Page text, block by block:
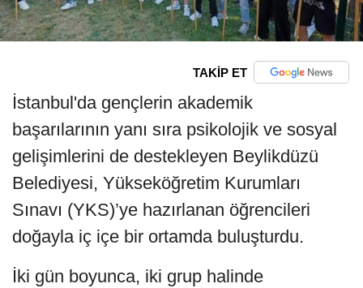
TAKİP ET
İstanbul'da gençlerin akademik
başarılarının yanı sıra psikolojik ve sosyal
gelişimlerini de destekleyen Beylikdüzü
Belediyesi, Yükseköğretim Kurumları
Sınavı (YKS)’ye hazırlanan öğrencileri
doğayla iç içe bir ortamda buluşturdu.
İki gün boyunca, iki grup halinde